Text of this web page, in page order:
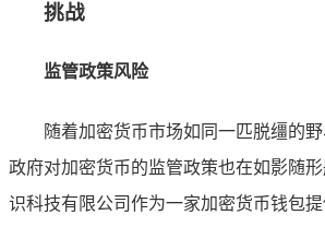
挑战
监管政策风险
随着加密货币市场如同一匹脱缰的
政府对加密货币的监管政策也在如影随
识科技有限公司作为一家加密货币钱包